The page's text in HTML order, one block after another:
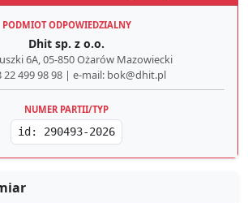
PODMIOT ODPOWIEDZIALNY
Dhit sp. z o.o.
6A, 05-850 Ożarów Mazowiecki
22 499 98 98 | e-mail: bok@dhit.pl
NUMER PARTII/TYP
id: 290493-2026